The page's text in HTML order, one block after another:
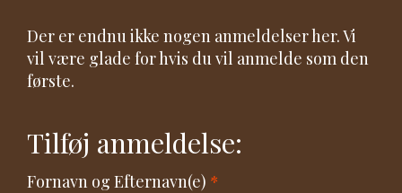
Der er endnu ikke nogen anmeldelser her. Vi
vil være glade for hvis du vil anmelde som den
første.
Tilføj anmeldelse:
Fornavn og Efternavn(e)